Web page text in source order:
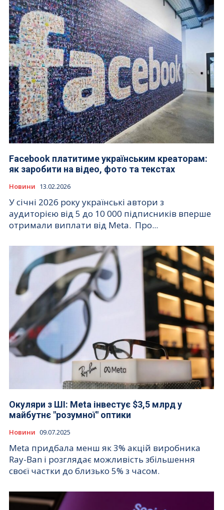
Facebook платитиме українським креаторам:
як заробити на відео, фото та текстах
Новини 13.02.2026
У січні 2026 року українські автори з
аудиторією від 5 до 10 000 підписників вперше
отримали виплати від Meta. Про...
Окуляри з ШІ: Meta інвестує $3,5 млрд у
майбутнє "розумної" оптики
Новини 09.07.2025
Meta придбала менш як 3% акцій виробника
Ray-Ban і розглядає можливість збільшення
своєї частки до близько 5% з часом.